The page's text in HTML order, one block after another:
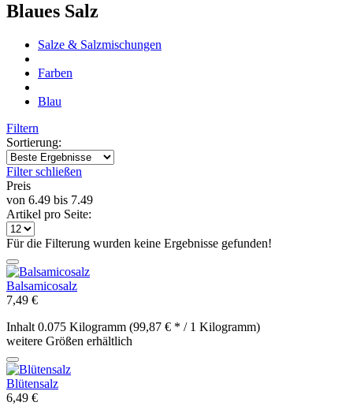
Blaues Salz
Salze & Salzmischungen
Farben
Blau
Filtern
Sortierung:
Filter schließen
Preis
von 6.49 bis 7.49
Artikel pro Seite:
Für die Filterung wurden keine Ergebnisse gefunden!
Balsamicosalz
7,49 €
Inhalt 0.075 Kilogramm (99,87 € * / 1 Kilogramm)
weitere Größen erhältlich
Blütensalz
6,49 €